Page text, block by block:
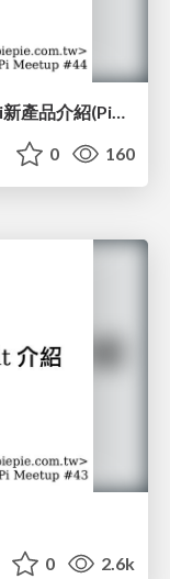
2024-08 到 2024-10 的 Raspberry Pi新產品介紹(Pico 2, microSD, Bumper, AI Camera, AI HAT+)(#44)
0 160
0 2.6k